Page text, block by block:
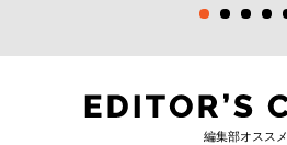
編集部オススメ